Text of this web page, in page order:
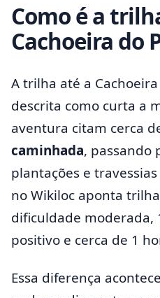
Como é a
Cachoeira do
A trilha até a
descrita como curta a
aventura citam cerca
caminhada, passando
plantações e
no Wikiloc aponta
dificuldade moderada,
positivo e cerca de 1
Essa diferença